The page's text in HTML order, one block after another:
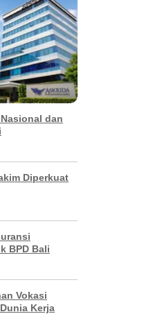
dan
Diperkuat
BPD Bali
Vokasi
Kerja